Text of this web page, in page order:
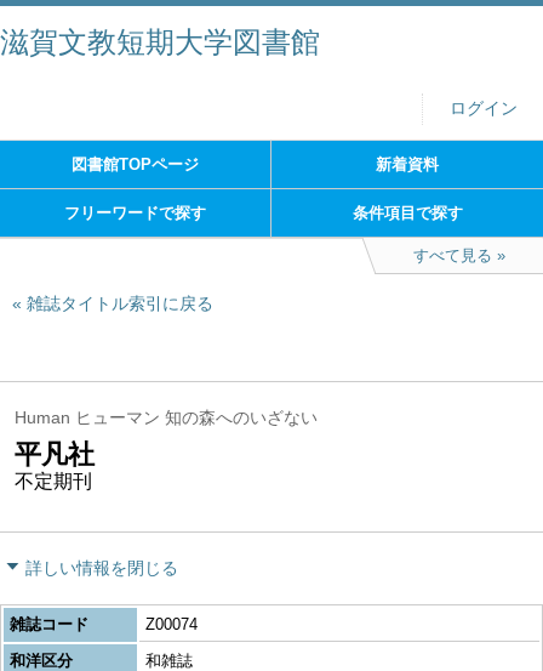
滋賀文教短期大学図書館
ログイン
図書館TOPページ 新着資料
フリーワードで探す 条件項目で探す
すべて見る
雑誌タイトル索引に戻る
Human ヒューマン 知の森へのいざない
平凡社
不定期刊
詳しい情報を閉じる
雑誌コード
Z00074
和洋区分
和雑誌